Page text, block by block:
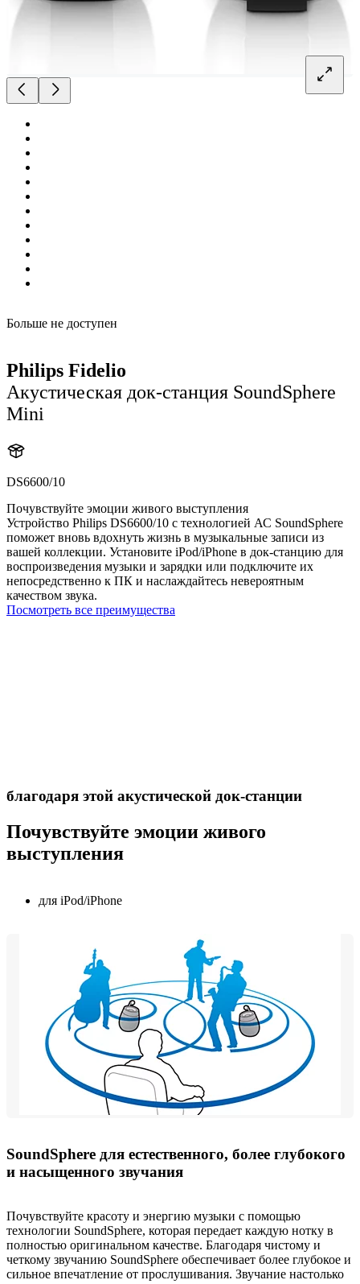
Больше не доступен
Philips Fidelio
Акустическая док-станция SoundSphere
Mini
DS6600/10
Почувствуйте эмоции живого выступления
Устройство Philips DS6600/10 с технологией АС SoundSphere
поможет вновь вдохнуть жизнь в музыкальные записи из
вашей коллекции. Установите iPod/iPhone в док-станцию для
воспроизведения музыки и зарядки или подключите их
непосредственно к ПК и наслаждайтесь невероятным
качеством звука.
Посмотреть все преимущества
благодаря этой акустической док-станции
Почувствуйте эмоции живого
выступления
для iPod/iPhone
SoundSphere для естественного, более глубокого
и насыщенного звучания
Почувствуйте красоту и энергию музыки с помощью
технологии SoundSphere, которая передает каждую нотку в
полностью оригинальном качестве. Благодаря чистому и
четкому звучанию SoundSphere обеспечивает более глубокое и
сильное впечатление от прослушивания. Звучание настолько